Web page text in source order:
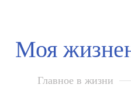
Моя
Главное в жизни